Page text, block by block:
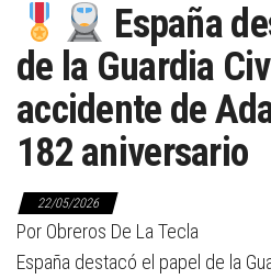
España
de la Guardia
accidente de
182 aniversario
22/05/2026
Por Obreros De La Tecla
España destacó el papel de la